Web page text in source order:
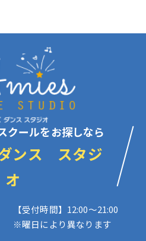
クールをお探しなら
ンス スタジ
オ
【受付時間】12:00〜21:00
※曜日により異なります